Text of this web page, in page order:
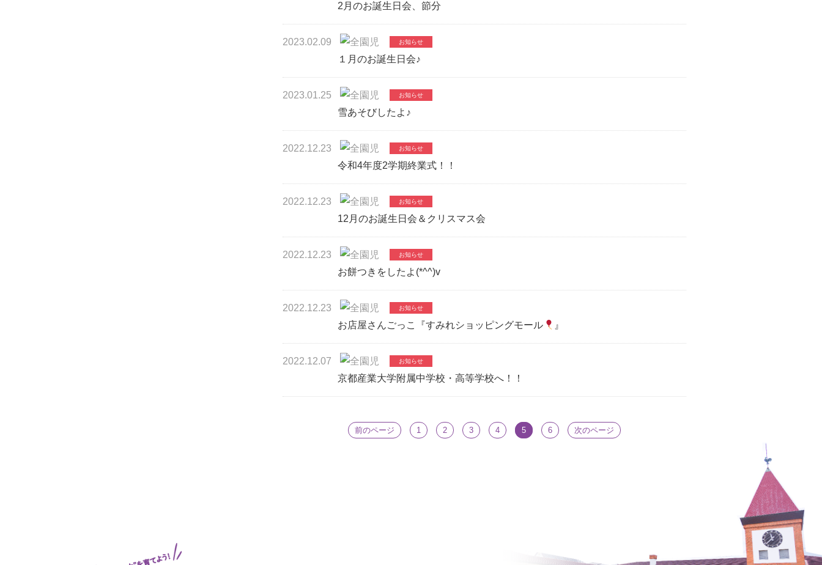
2月のお誕生日会、節分
2023.02.09
１月のお誕生日会♪
2023.01.25
雪あそびしたよ♪
2022.12.23
令和4年度2学期終業式！！
2022.12.23
12月のお誕生日会＆クリスマス会
2022.12.23
お餅つきをしたよ(*^^)v
2022.12.23
お店屋さんごっこ『すみれショッピングモール
』
2022.12.07
京都産業大学附属中学校・高等学校へ！！
前のページ 1 2 3 4 5 6 次のページ